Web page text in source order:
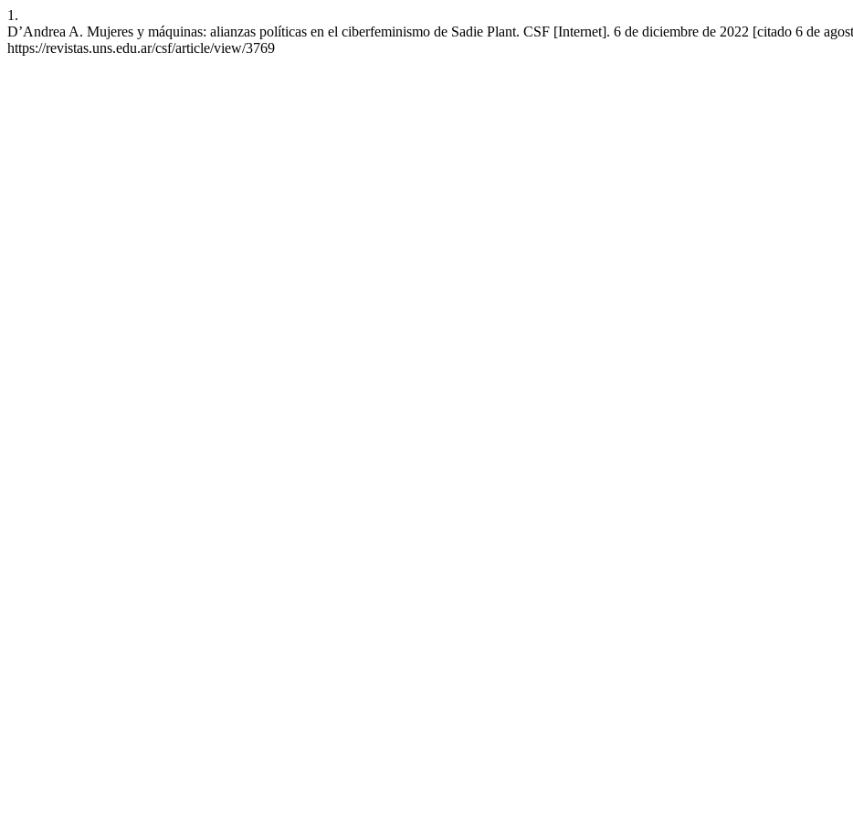
1.
D’Andrea A. Mujeres y máquinas: alianzas políticas en el ciberfeminismo de Sadie Plant. CSF [Internet]. 6 de diciembre de 2022 [citado 6 de
https://revistas.uns.edu.ar/csf/article/view/3769